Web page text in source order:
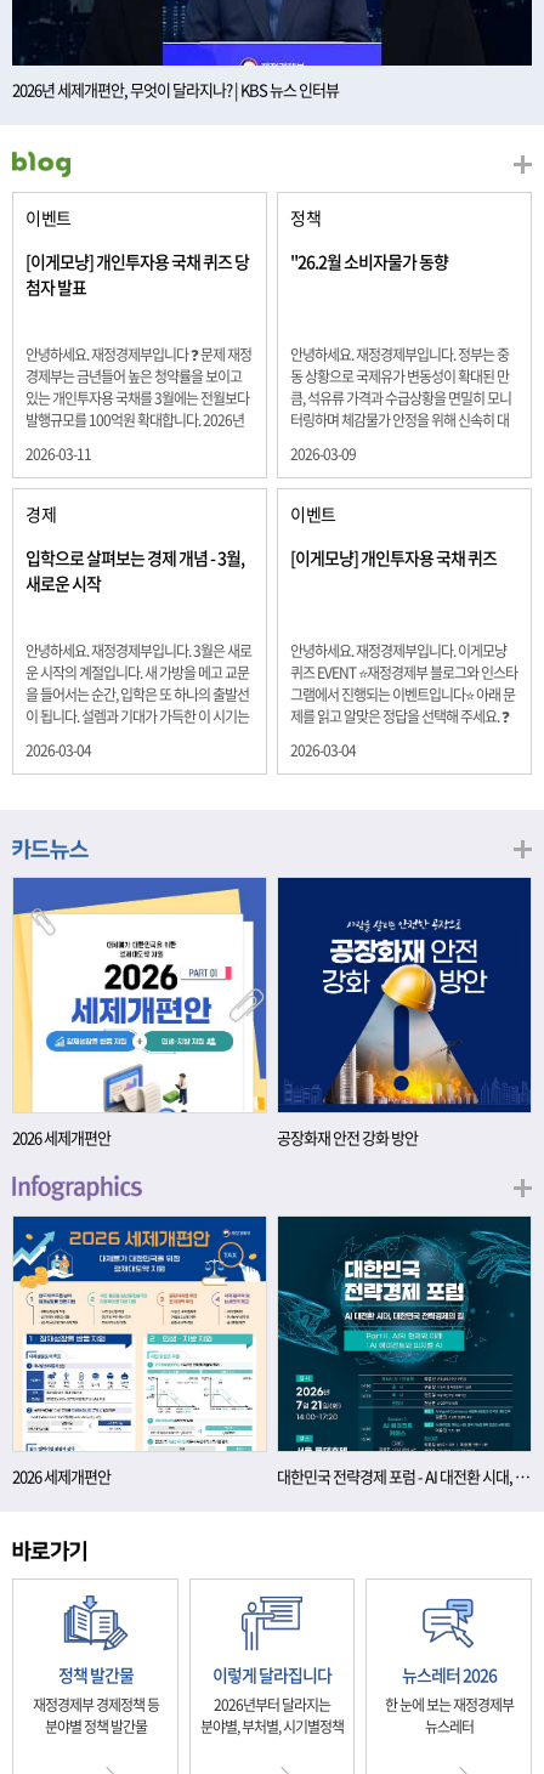
2026년 세제개편안, 무엇이 달라지나? | KBS 뉴스 인터뷰
이벤트
[이게모냥] 개인투자용 국채 퀴즈 당
첨자 발표
안녕하세요. 재정경제부입니다 ❓ 문제 재정
경제부는 금년들어 높은 청약률을 보이고
있는 개인투자용 국채를 3월에는 전월보다
발행규모를 100억원 확대합니다. 2026년
5년물 600억원, 10년물 900억원, 20년물
300억원입니다. 그렇다면 3월 개인투자용
국채의 총 발행 예정 금액은 얼마일까요??
보기 ① 1,600억원 ② 1,700억원 ③ 1,800
억원 ④ 2,000억원 정답 : 1,800억원 참여해
주신 모든 분들 감사합니다! 당첨자분들에
게는 지난 이벤트 블로그 게시글에 비밀댓
전달드립니다.
2026-03-11
정책
"26.2월 소비자물가 동향
안녕하세요. 재정경제부입니다. 정부는 중
동 상황으로 국제유가 변동성이 확대된 만
큼, 석유류 가격과 수급상황을 면밀히 모니
터링하며 체감물가 안정을 위해 신속히 대
료품과 에너지를 제외하고 추세적 흐름을
보여주는 근원물가는 2.3% 상승 향후 지정
학적 요인, 기상여건 등 불확실성이 있는 만
큼, 정부는 체감물가 안정을 위해 총력을 다
할 계획입니다. 특히, 최근 중동 상황으로 국
제유가 변동성이 확대된 만큼, 석유류 가격･
다.
2026-03-09
경제
입학으로 살펴보는 경제 개념 - 3월,
새로운 시작
안녕하세요. 재정경제부입니다. 3월은 새로
운 시작의 계절입니다. 새 가방을 메고 교문
을 들어서는 순간, 입학은 또 하나의 출발선
이 됩니다. 설렘과 기대가 가득한 이 시기는
래를 준비하는 첫 걸음이기도 합니다. 입학
니다. 배움이 쌓이는 시간, 인적자본 학교에
가는 과정입니다. 수업을 통해 배우는 전공
지식, 친구들과의 협업, 다양한 활동 속에서
얻는 문제 해결 경험은 모두 개인의 역량으
로 축적됩니다. 경제학에서는 이.......
2026-03-04
이벤트
[이게모냥] 개인투자용 국채 퀴즈
안녕하세요. 재정경제부입니다. 이게모냥
퀴즈 EVENT ⭐재정경제부 블로그와 인스타
그램에서 진행되는 이벤트입니다⭐ 아래 문
제를 읽고 알맞은 정답을 선택해 주세요. ❓
을 보이고 있는 개인투자용 국채를 3월에는
20년물 300억원입니다. 그렇다면 3월 개인
1,800억원 ④ 2,000억원 이벤트 안내 응모
기간: 2026년 3월 4일(수) ~ 3월 9일(월) 경
품: 커피쿠폰 (60명) 참여.......
2026-03-04
2026 세제개편안 공장화재 안전 강화 방안
2026 세제개편안 대한민국 전략경제 포럼 - AI 대전환 시대, 대한민국 전략경제의 길
정책 발간물
재정경제부 경제정책 등
분야별 정책 발간물
이렇게 달라집니다
2026년부터 달라지는
분야별, 부처별, 시기별정책
뉴스레터 2026
한 눈에 보는 재정경제부
뉴스레터